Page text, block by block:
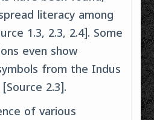
literacy among
1.3, 2.3, 2.4]. Some
even show
from the Indus
2.3].
of various